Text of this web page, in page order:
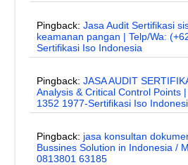
Pingback:Jasa Audit Sertifikasi
keamanan pangan | Telp/Wa:
Sertifikasi Iso Indonesia
Pingback:JASA AUDIT
Analysis & Critical Control Points
1352 1977-Sertifikasi Iso
Pingback: jasa konsultan
Bussines Solution in Indonesia /
0813801 63185